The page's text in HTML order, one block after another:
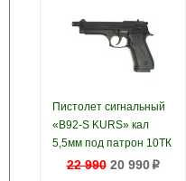
Пистолет сигнальный
«B92-S KURS» кал
5,5мм под патрон 10ТК
22 990 20 990p